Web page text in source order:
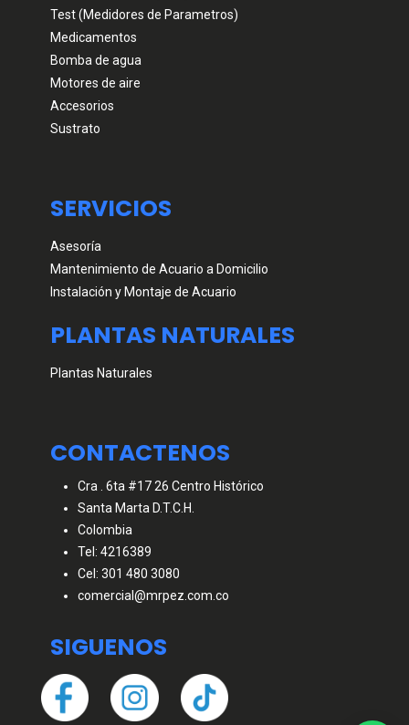
Test (Medidores de Parametros)
Medicamentos
Bomba de agua
Motores de aire
Accesorios
Sustrato
SERVICIOS
Asesoría
Mantenimiento de Acuario a Domicilio
Instalación y Montaje de Acuario
PLANTAS NATURALES
Plantas Naturales
CONTACTENOS
Cra . 6ta #17 26 Centro Histórico
Santa Marta D.T.C.H.
Colombia
Tel: 4216389
Cel: 301 480 3080
comercial@mrpez.com.co
SIGUENOS